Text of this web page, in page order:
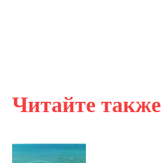
Читайте также